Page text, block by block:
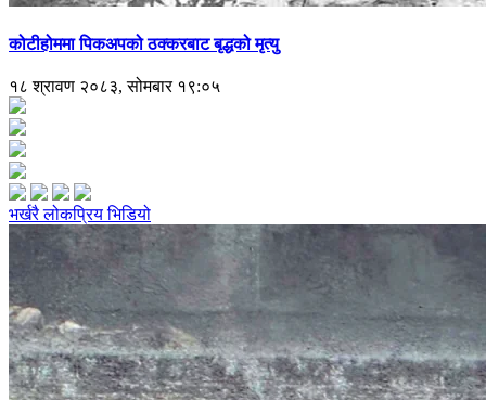
कोटीहोममा पिकअपको ठक्करबाट बृद्धको मृत्यु
१८ श्रावण २०८३, सोमबार १९:०५
भर्खरैलोकप्रियभिडियो